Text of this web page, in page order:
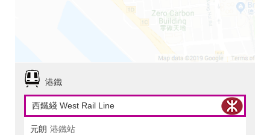
港鐵
西鐵綫 West Rail Line
元朗 港鐵站